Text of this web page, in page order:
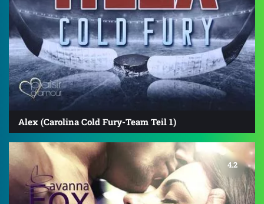
Alex (Carolina Cold Fury-Team Teil 1)
4.2